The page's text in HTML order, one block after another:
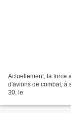
Actuellement, la force
d'avions de combat, à
30, le